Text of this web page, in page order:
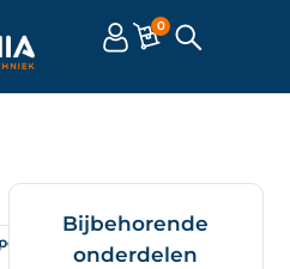
0
Documenten
Bijbehorende
onderdelen